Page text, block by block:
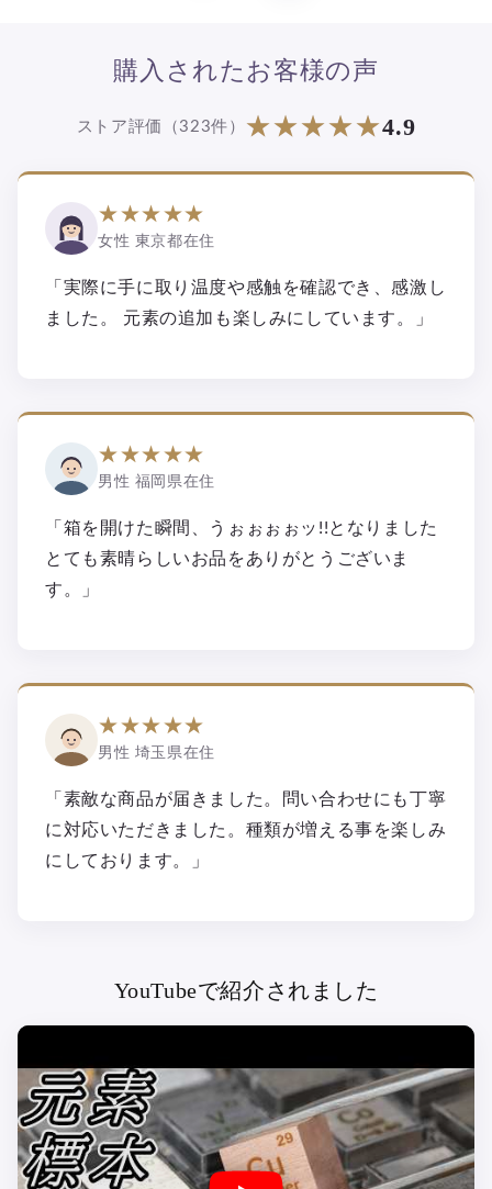
購入されたお客様の声
ストア評価（323件） ★★★★★
★★★★★4.9
★★★★★
女性 東京都在住
「実際に手に取り温度や感触を確認でき、感激し
ました。 元素の追加も楽しみにしています。」
★★★★★
男性 福岡県在住
「箱を開けた瞬間、うぉぉぉぉッ!!となりました
とても素晴らしいお品をありがとうございま
す。」
★★★★★
男性 埼玉県在住
「素敵な商品が届きました。問い合わせにも丁寧
に対応いただきました。種類が増える事を楽しみ
にしております。」
YouTubeで紹介されました